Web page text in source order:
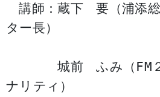
講師：蔵下 要（浦添総
ター長）
城前 ふみ（FM２
ナリティ）